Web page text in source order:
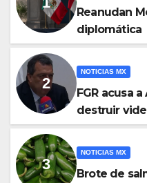
Reanudan
diplomática
NOTICIAS MX
FGR acusa
destruir
Ayotzinapa
NOTICIAS MX
Brote de